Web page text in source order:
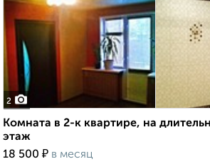
2
Комната в 2-к квартире, на
этаж
18 500 ₽ в месяц